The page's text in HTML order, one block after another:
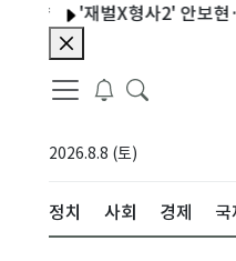
'재벌X형사2' 안보현·정은
2026.8.8 (토)
정치 사회 경제 국